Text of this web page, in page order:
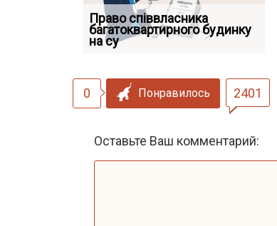
Право співвласника
багатоквартирного будинку
на су
ШІ в юридичній фірмі: де
технології вже замінюють
0 Понравилось 2401
Оставьте Ваш комментарий: